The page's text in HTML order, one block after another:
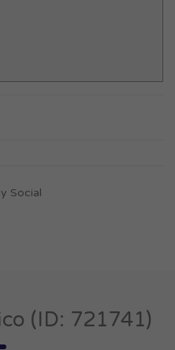
Social
(ID: 721741)